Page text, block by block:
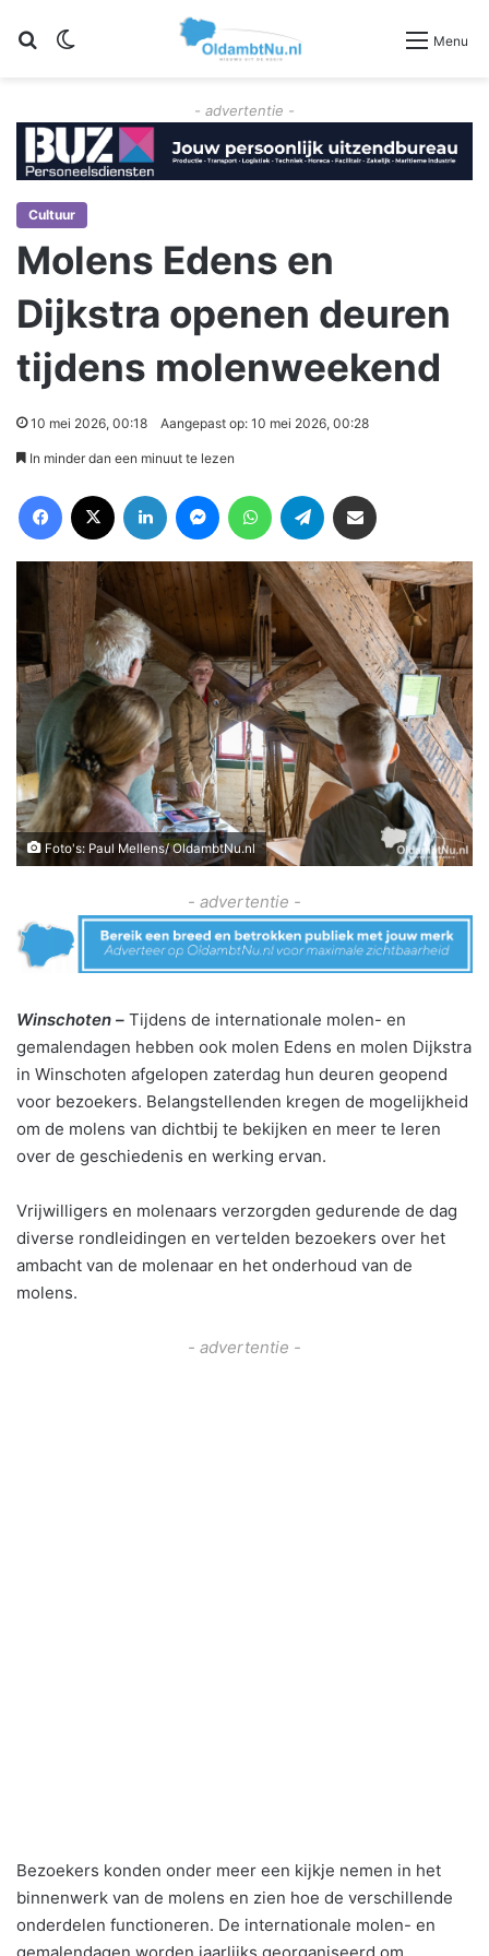
Zoeken Menu
- advertentie -
Cultuur
Molens Edens en
Dijkstra openen deuren
tijdens molenweekend
10 mei 2026, 00:18 Aangepast op: 10 mei 2026, 00:28
In minder dan een minuut te lezen
Foto's: Paul Mellens/ OldambtNu.nl
- advertentie -
Winschoten – Tijdens de internationale molen- en
gemalendagen hebben ook molen Edens en molen Dijkstra
in Winschoten afgelopen zaterdag hun deuren geopend
voor bezoekers. Belangstellenden kregen de mogelijkheid
om de molens van dichtbij te bekijken en meer te leren
over de geschiedenis en werking ervan.
Vrijwilligers en molenaars verzorgden gedurende de dag
diverse rondleidingen en vertelden bezoekers over het
ambacht van de molenaar en het onderhoud van de
molens.
- advertentie -
Bezoekers konden onder meer een kijkje nemen in het
binnenwerk van de molens en zien hoe de verschillende
onderdelen functioneren. De internationale molen- en